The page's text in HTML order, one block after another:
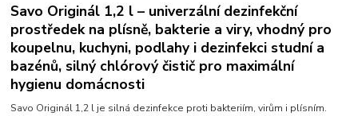
Savo Originál 1,2 l – univerzální dezinfekční
prostředek na plísně, bakterie a viry, vhodný pro
koupelnu, kuchyni, podlahy i dezinfekci studní a
bazénů, silný chlórový čistič pro maximální
hygienu domácnosti
Savo Originál 1,2 l je silná dezinfekce proti bakteriím, virům i plísním.